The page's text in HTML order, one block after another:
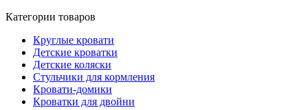
Категории товаров
Круглые кровати
Детские кроватки
Детские коляски
Стульчики для кормления
Кровати-домики
Кроватки для двойни